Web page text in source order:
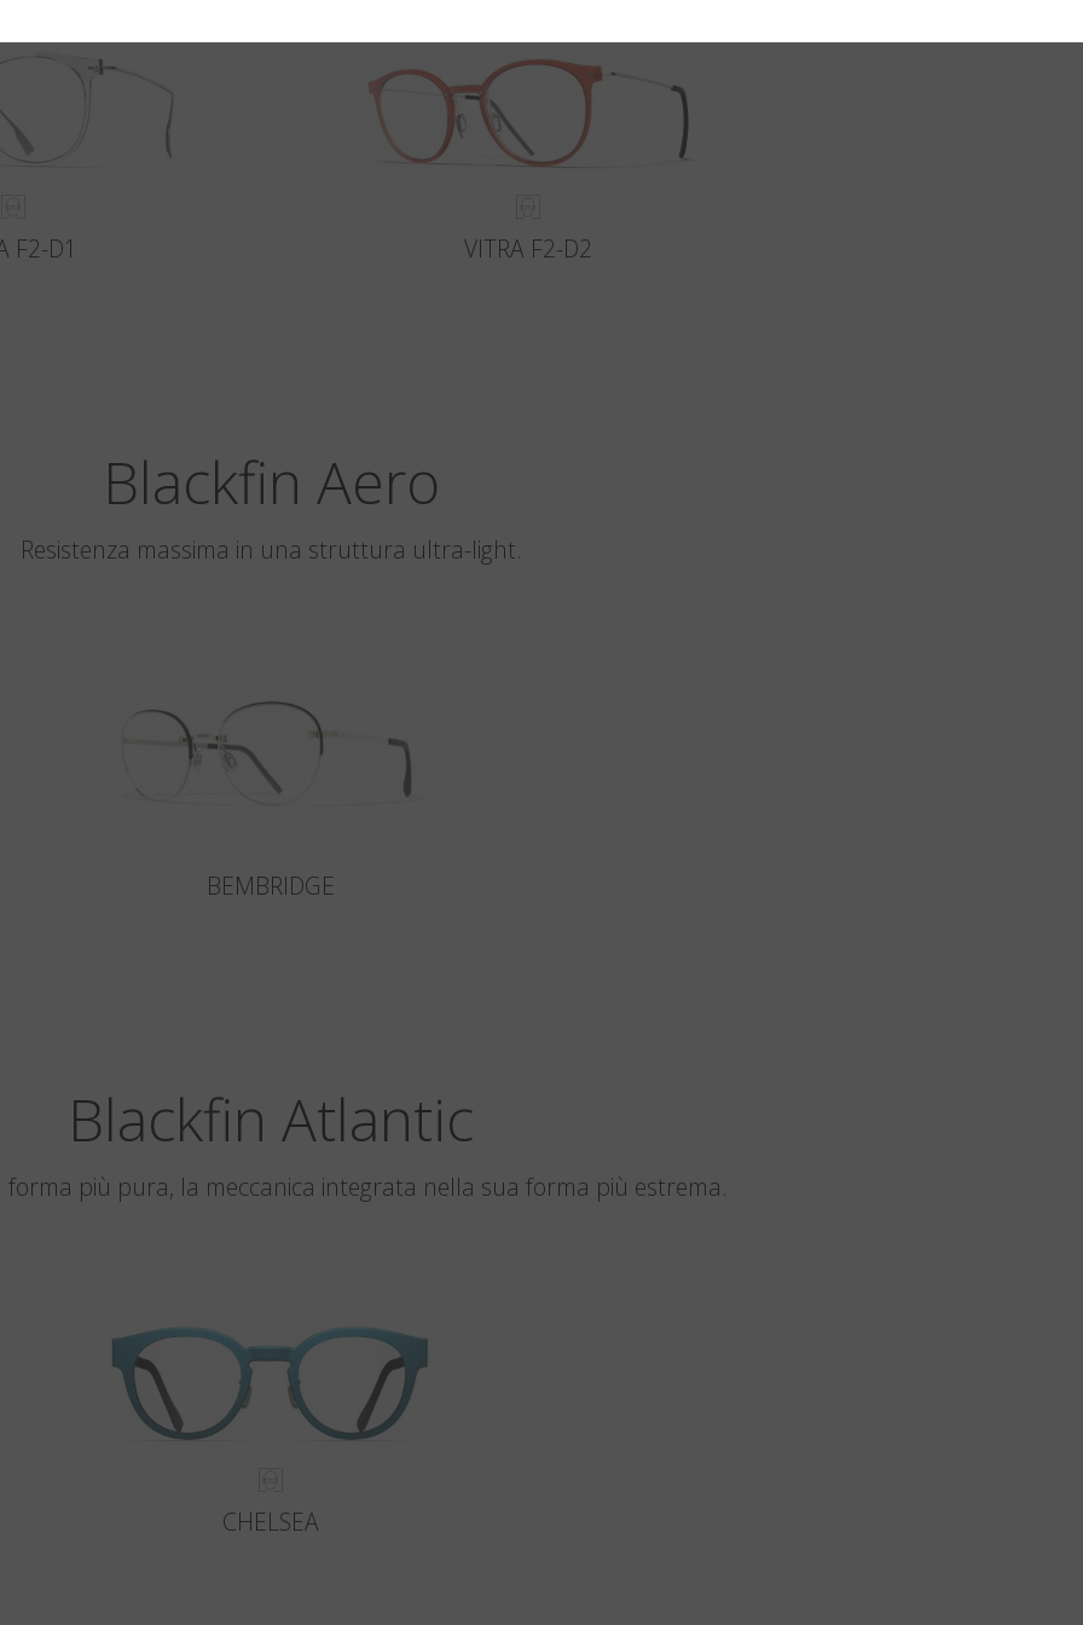
F2-D1 VITRA F2-D2
Blackfin Aero
Resistenza massima in una struttura ultra-light.
BEMBRIDGE
Blackfin Atlantic
forma più pura, la meccanica integrata nella sua forma più estrema.
CHELSEA